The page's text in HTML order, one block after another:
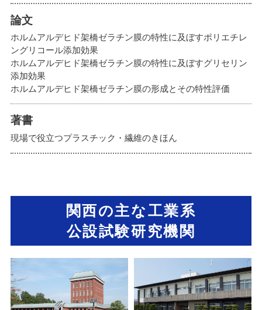
論文
ホルムアルデヒド架橋ゼラチン膜の特性に及ぼすポリエチレ
ングリコール添加効果
ホルムアルデヒド架橋ゼラチン膜の特性に及ぼすグリセリン
添加効果
ホルムアルデヒド架橋ゼラチン膜の形成とその特性評価
著書
現場で役立つプラスチック・繊維のきほん
関西の主な工業系
公設試験研究機関